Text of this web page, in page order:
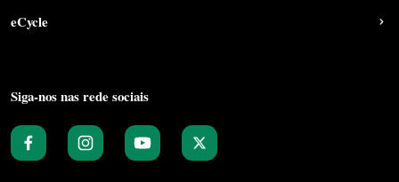
eCycle
Siga-nos nas rede sociais